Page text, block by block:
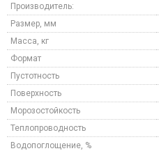
Производитель:
Размер, мм
Масса, кг
Формат
Пустотность
Поверхность
Морозостойкость
Теплопроводность
Водопоглощение, %